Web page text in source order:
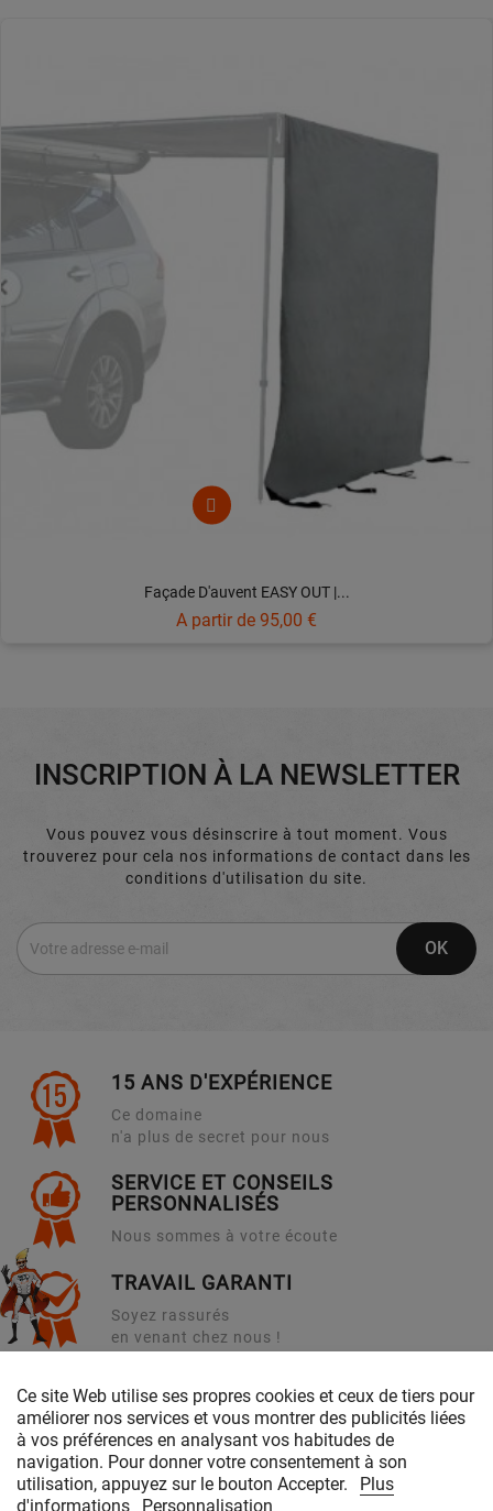
Façade D'auvent EASY OUT |...
A partir de Prix
95,00 €
INSCRIPTION À LA NEWSLETTER
Vous pouvez vous désinscrire à tout moment. Vous
trouverez pour cela nos informations de contact dans les
conditions d'utilisation du site.
15 ANS D'EXPÉRIENCE
Ce domaine
n'a plus de secret pour nous
SERVICE ET CONSEILS
PERSONNALISÉS
Nous sommes à votre écoute
TRAVAIL GARANTI
Soyez rassurés
en venant chez nous !
PRODUITS & SERVICES
NOTRE SOCIÉTÉ
Ce site Web utilise ses propres cookies et ceux de tiers pour
améliorer nos services et vous montrer des publicités liées
à vos préférences en analysant vos habitudes de
navigation. Pour donner votre consentement à son
utilisation, appuyez sur le bouton Accepter.
Plus
d'informations
Personnalisation